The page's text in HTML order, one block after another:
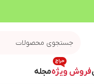
فروش ویژه
حراج
مجله